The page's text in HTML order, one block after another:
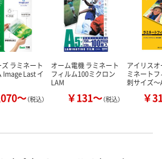
ラミネート
Image Last イ
～（税込）
オーム電機 ラミネート
フィルム100ミクロン
LAM
￥131～（税込）
アイリス
ミネート
刺サイズ
￥